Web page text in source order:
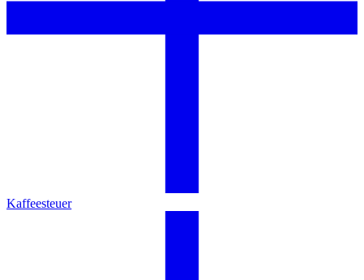
Kaffeesteuer